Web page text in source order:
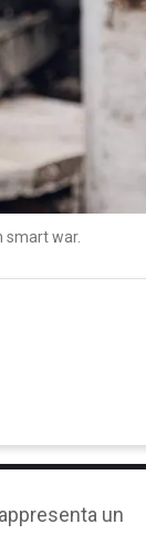
smart war.
un
F
formazione